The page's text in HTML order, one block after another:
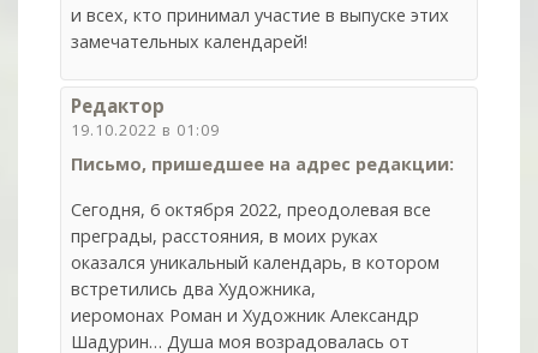
и всех, кто принимал участие в выпуске этих
замечательных календарей!
Редактор
19.10.2022 в 01:09
Письмо, пришедшее на адрес редакции:
Сегодня, 6 октября 2022, преодолевая все
преграды, расстояния, в моих руках
оказался уникальный календарь, в котором
встретились два Художника,
иеромонах Роман и Художник Александр
Шадурин… Душа моя возрадовалась от